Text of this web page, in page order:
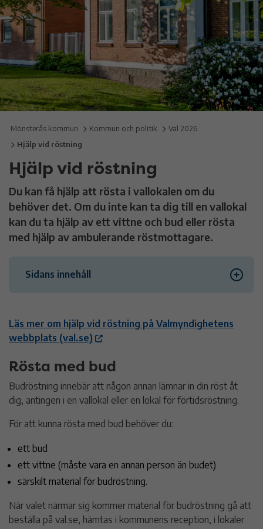
Mönsterås kommun Kommun och politik
Val 2026
Hjälp vid röstning
Hjälp vid röstning
Du kan få hjälp att rösta i vallokalen om du
behöver det. Om du inte kan ta dig till en vallokal
kan du ta hjälp av ett vittne och bud eller rösta
med hjälp av ambulerande röstmottagare.
Sidans innehåll
Ambulerande röstmottagare
Läs mer om hjälp vid röstning på Valmyndighetens
webbplats (val.se)
Rösta med bud
Budröstning innebär att någon annan lämnar in din röst åt
dig, antingen i en vallokal eller en lokal för förtidsröstning.
För att kunna rösta med bud behöver du:
ett bud
ett vittne (måste vara en annan person än budet)
särskilt material för budröstning.
När valet närmar sig kommer material för budröstning gå att
beställa på val.se, hämtas i kommunens reception, i lokaler